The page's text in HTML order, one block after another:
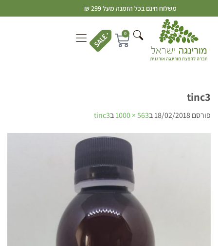
משלוח חינם בכל הזמנה מעל 299 ₪
0
tinc3
פורסם18/02/2018ב563 × 1000 בtinc3